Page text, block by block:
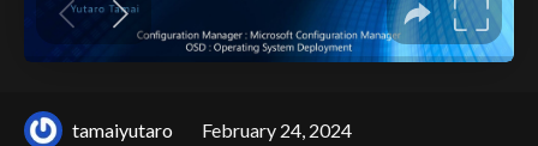
tamaiyutaro February 24, 2024